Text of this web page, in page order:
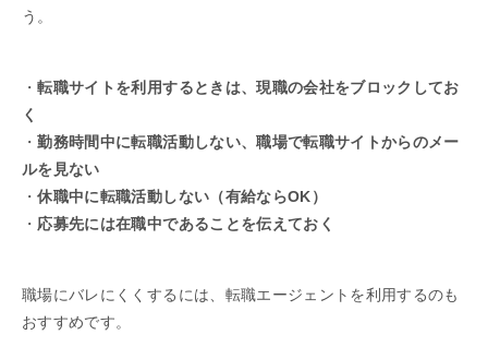
う。
・転職サイトを利用するときは、現職の会社をブロックしてお
く
・勤務時間中に転職活動しない、職場で転職サイトからのメー
ルを見ない
・休職中に転職活動しない（有給ならOK）
・ 応募先には在職中であることを伝えておく
職場にバレにくくするには、転職エージェントを利用するのも
おすすめです。